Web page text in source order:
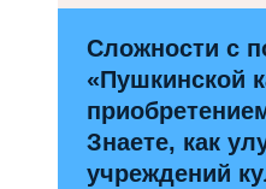
Сложности с
«Пушкинской
Знаете, как
учреждений